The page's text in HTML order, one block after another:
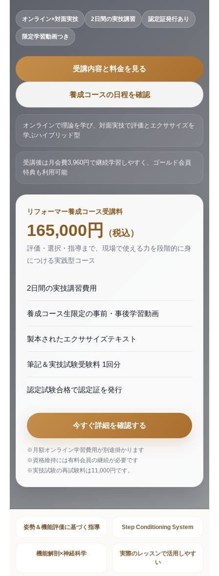
オンライン×対面実技 2日間の実技講習 認定証発行あり
限定学習動画つき
受講内容と料金を見る
養成コースの日程を確認
オンラインで理論を学び、対面実技で評価とエクササイズを
学ぶハイブリッド型
受講後は月会費3,960円で継続学習しやすく、ゴールド会員
特典も利用可能
リフォーマー養成コース受講料
165,000円 （税込）
評価・選択・指導まで、現場で使える力を段階的に身
につける実践型コース
2日間の実技講習費用
養成コース生限定の事前・事後学習動画
製本されたエクササイズテキスト
筆記＆実技試験受験料 1回分
認定試験合格で認定証を発行
今すぐ詳細を確認する
※月額オンライン学習費用が別途掛かります
※資格維持には有料会員の継続が必要です
※実技試験の再試験料は11,000円です。
姿勢＆機能評価に基づく指導 Step Conditioning System
機能解剖×神経科学
実際のレッスンで活用しやす
い